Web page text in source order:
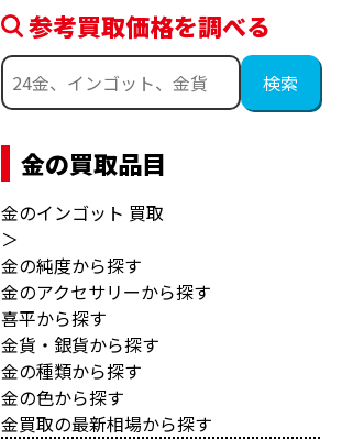
参考買取価格を調べる
金の買取品目
金のインゴット 買取
＞
金の純度から探す
金のアクセサリーから探す
喜平から探す
金貨・銀貨から探す
金の種類から探す
金の色から探す
金買取の最新相場から探す